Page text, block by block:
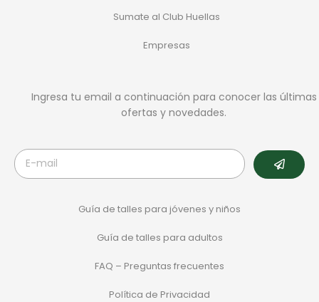
Sumate al Club Huellas
Empresas
Ingresa tu email a continuación para conocer las últimas
ofertas y novedades.
Guía de talles para jóvenes y niños
Guía de talles para adultos
FAQ – Preguntas frecuentes
Política de Privacidad